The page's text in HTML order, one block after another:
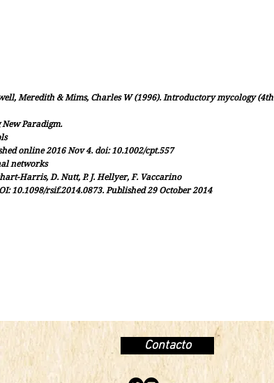
Meredith & Mims, Charles W (1996). Introductory mycology (4th
New Paradigm.
online 2016 Nov 4. doi: 10.1002/cpt.557
networks
Harris, D. Nutt, P. J. Hellyer, F. Vaccarino
10.1098/rsif.2014.0873. Published 29 October 2014
Contacto